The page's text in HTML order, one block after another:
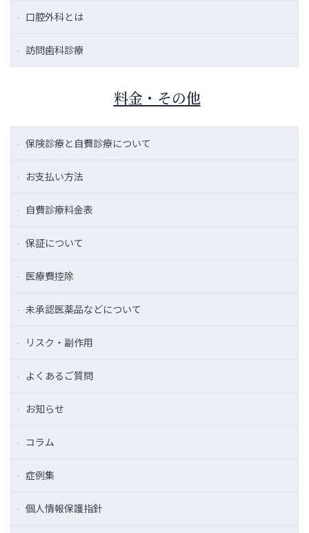
口腔外科とは
訪問歯科診療
料金・その他
保険診療と自費診療について
お支払い方法
自費診療料金表
保証について
医療費控除
未承認医薬品などについて
リスク・副作用
よくあるご質問
お知らせ
コラム
症例集
個人情報保護指針